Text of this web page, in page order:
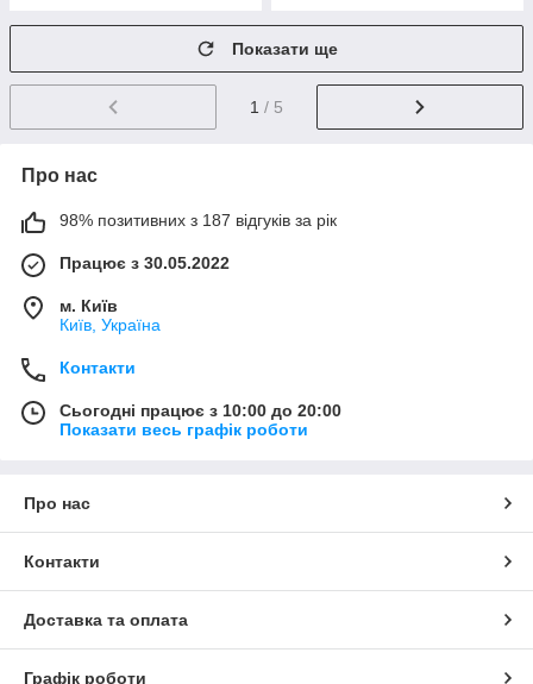
Показати ще
1 / 5
Про нас
98% позитивних з 187 відгуків за рік
Працює з 30.05.2022
м. Київ
Київ, Україна
Контакти
Сьогодні працює з 10:00 до 20:00
Показати весь графік роботи
Про нас
Контакти
Доставка та оплата
Графік роботи